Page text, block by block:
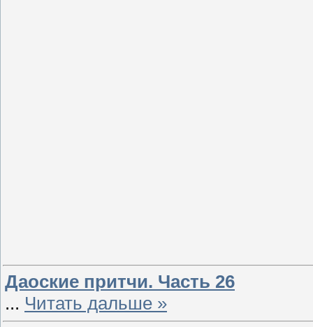
Даоские притчи. Часть 26
... Читать дальше »